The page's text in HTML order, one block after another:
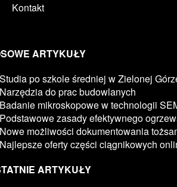
Kontakt
ARTYKUŁY
Studia po szkole średniej w Zielonej
Narzędzia do prac budowlanych
Badanie mikroskopowe w technologii
Podstawowe zasady efektywnego
Nowe możliwości dokumentowania
Najlepsze oferty części ciągnikowych
ARTYKUŁY